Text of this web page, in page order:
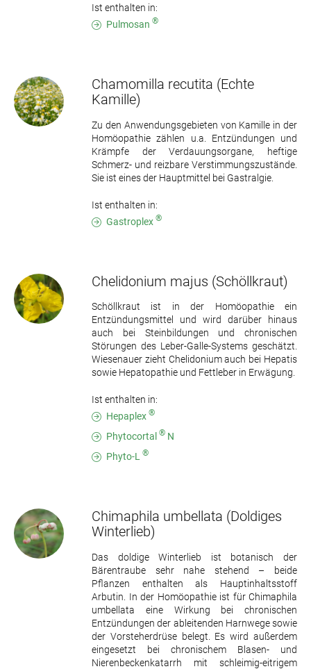
Ist enthalten in:
Pulmosan ®
Chamomilla recutita (Echte
Kamille)
Zu den Anwendungsgebieten von Kamille in der
Homöopathie zählen u.a. Entzündungen und
Krämpfe der Verdauungsorgane, heftige
Schmerz- und reizbare Verstimmungszustände.
Sie ist eines der Hauptmittel bei Gastralgie.
Ist enthalten in:
Gastroplex ®
Chelidonium majus (Schöllkraut)
Schöllkraut ist in der Homöopathie ein
Entzündungsmittel und wird darüber hinaus
auch bei Steinbildungen und chronischen
Störungen des Leber-Galle-Systems geschätzt.
Wiesenauer zieht Chelidonium auch bei Hepatis
sowie Hepatopathie und Fettleber in Erwägung.
Ist enthalten in:
Hepaplex ®
Phytocortal ® N
Phyto-L ®
Chimaphila umbellata (Doldiges
Winterlieb)
Das doldige Winterlieb ist botanisch der
Bärentraube sehr nahe stehend – beide
Pflanzen enthalten als Hauptinhaltsstoff
Arbutin. In der Homöopathie ist für Chimaphila
umbellata eine Wirkung bei chronischen
Entzündungen der ableitenden Harnwege sowie
der Vorsteherdrüse belegt. Es wird außerdem
eingesetzt bei chronischem Blasen- und
Nierenbeckenkatarrh mit schleimig-eitrigem